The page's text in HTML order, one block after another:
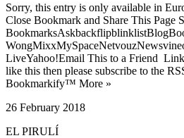
Sorry, this entry is only available in
Close Bookmark and Share This Page
LiveYahoo!Email This to a Friend
like this then please subscribe to the
Bookmarkify™ More »
26 February 2018
EL PIRULÍ